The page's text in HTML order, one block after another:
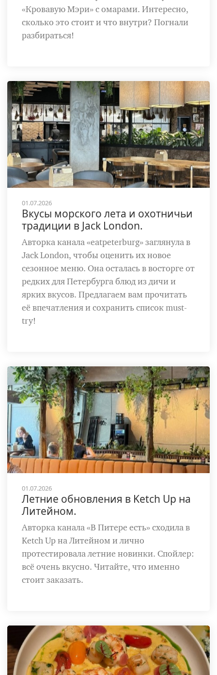
«Кровавую Мэри» с омарами. Интересно,
сколько это стоит и что внутри? Погнали
разбираться!
01.07.2026
Вкусы морского лета и охотничьи
традиции в Jack London.
Авторка канала «eatpeterburg» заглянула в
Jack London, чтобы оценить их новое
сезонное меню. Она осталась в восторге от
редких для Петербурга блюд из дичи и
ярких вкусов. Предлагаем вам прочитать
её впечатления и сохранить список must-
try!
01.07.2026
Летние обновления в Ketch Up на
Литейном.
Авторка канала «В Питере есть» сходила в
Ketch Up на Литейном и лично
протестировала летние новинки. Спойлер:
всё очень вкусно. Читайте, что именно
стоит заказать.